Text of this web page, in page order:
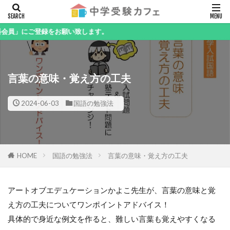
ご登録をお願い致します。
言葉の意味・覚え方の工夫
2024-06-03 国語の勉強法
HOME 国語の勉強法 言葉の意味・覚え方の工夫
アートオブエデュケーションかよこ先生が、言葉の意味と覚
え方の工夫についてワンポイントアドバイス！
具体的で身近な例文を作ると、難しい言葉も覚えやすくなる
キーワード
カテゴリー
検索